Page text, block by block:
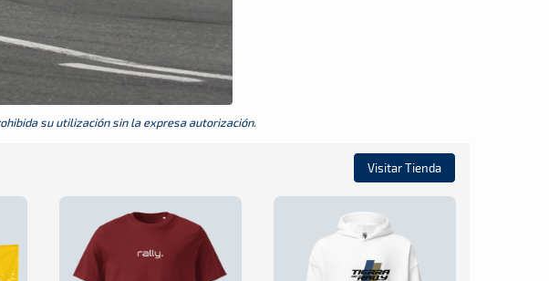
su utilización sin la expresa autorización.
Visitar Tienda